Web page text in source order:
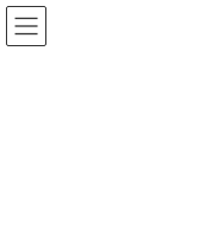
コ
ン
ナ
ビ